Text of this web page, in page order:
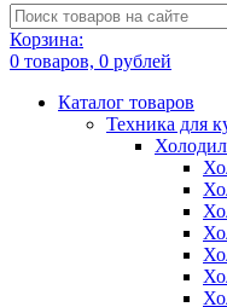
Корзина:
0 товаров, 0 рублей
Каталог товаров
Техника для